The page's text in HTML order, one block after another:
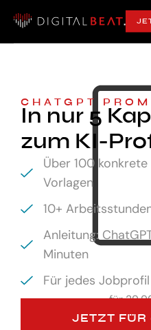
CHATGPT
In nur 5
zum KI-
Über 100
Vorlagen
10+
Anleitung:
Minuten
Für jedes
für
JETZT